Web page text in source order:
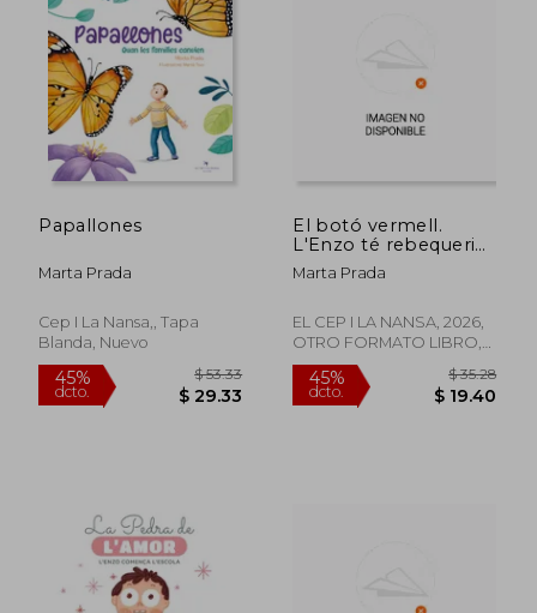
Papallones
Marta Prada
Cep I La Nansa,, Tapa
Blanda, Nuevo
El botó vermell.
L'Enzo té rebequeries
(en CAT)
Marta Prada
EL CEP I LA NANSA, 2026,
OTRO FORMATO LIBRO,
Nuevo